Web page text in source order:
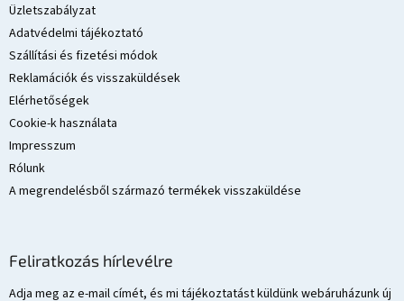
Üzletszabályzat
Adatvédelmi tájékoztató
Szállítási és fizetési módok
Reklamációk és visszaküldések
Elérhetőségek
Cookie-k használata
Impresszum
Rólunk
A megrendelésből származó termékek visszaküldése
Feliratkozás hírlevélre
Adja meg az e-mail címét, és mi tájékoztatást küldünk webáruházunk új